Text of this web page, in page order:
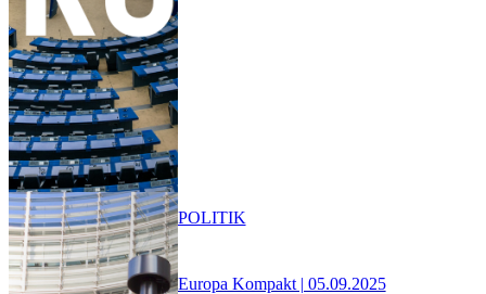
Europa Kompakt | 05.09.2025
POLITIK